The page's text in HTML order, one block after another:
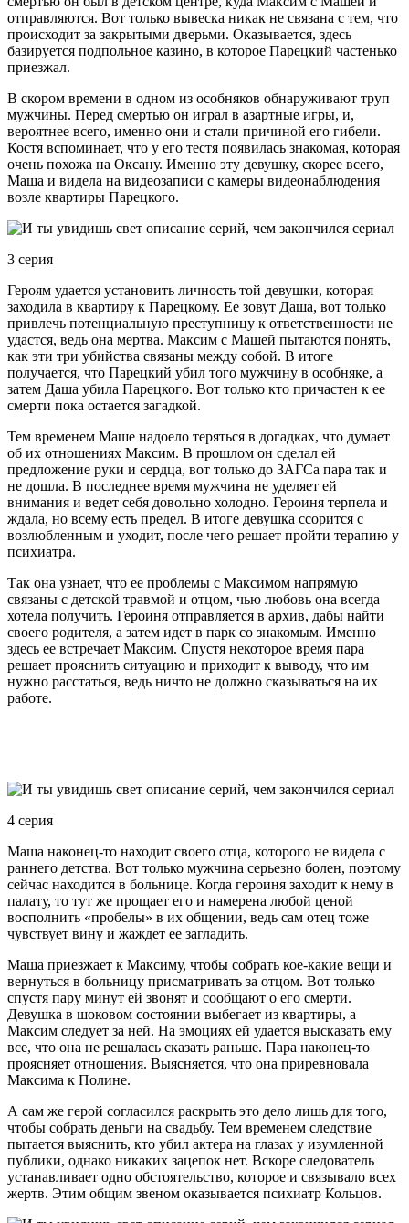
отправляются. Вот только вывеска никак не связана с тем, что
происходит за закрытыми дверьми. Оказывается, здесь
базируется подпольное казино, в которое Парецкий частенько
приезжал.
В скором времени в одном из особняков обнаруживают труп
мужчины. Перед смертью он играл в азартные игры, и,
вероятнее всего, именно они и стали причиной его гибели.
Костя вспоминает, что у его тестя появилась знакомая, которая
очень похожа на Оксану. Именно эту девушку, скорее всего,
Маша и видела на видеозаписи с камеры видеонаблюдения
возле квартиры Парецкого.
3 серия
Героям удается установить личность той девушки, которая
заходила в квартиру к Парецкому. Ее зовут Даша, вот только
привлечь потенциальную преступницу к ответственности не
удастся, ведь она мертва. Максим с Машей пытаются понять,
как эти три убийства связаны между собой. В итоге
получается, что Парецкий убил того мужчину в особняке, а
затем Даша убила Парецкого. Вот только кто причастен к ее
смерти пока остается загадкой.
Тем временем Маше надоело теряться в догадках, что думает
об их отношениях Максим. В прошлом он сделал ей
предложение руки и сердца, вот только до ЗАГСа пара так и
не дошла. В последнее время мужчина не уделяет ей
внимания и ведет себя довольно холодно. Героиня терпела и
ждала, но всему есть предел. В итоге девушка ссорится с
возлюбленным и уходит, после чего решает пройти терапию у
психиатра.
Так она узнает, что ее проблемы с Максимом напрямую
связаны с детской травмой и отцом, чью любовь она всегда
хотела получить. Героиня отправляется в архив, дабы найти
своего родителя, а затем идет в парк со знакомым. Именно
здесь ее встречает Максим. Спустя некоторое время пара
решает прояснить ситуацию и приходит к выводу, что им
нужно расстаться, ведь ничто не должно сказываться на их
работе.
4 серия
Маша наконец-то находит своего отца, которого не видела с
раннего детства. Вот только мужчина серьезно болен, поэтому
сейчас находится в больнице. Когда героиня заходит к нему в
палату, то тут же прощает его и намерена любой ценой
восполнить «пробелы» в их общении, ведь сам отец тоже
чувствует вину и жаждет ее загладить.
Маша приезжает к Максиму, чтобы собрать кое-какие вещи и
вернуться в больницу присматривать за отцом. Вот только
спустя пару минут ей звонят и сообщают о его смерти.
Девушка в шоковом состоянии выбегает из квартиры, а
Максим следует за ней. На эмоциях ей удается высказать ему
все, что она не решалась сказать раньше. Пара наконец-то
проясняет отношения. Выясняется, что она приревновала
Максима к Полине.
А сам же герой согласился раскрыть это дело лишь для того,
чтобы собрать деньги на свадьбу. Тем временем следствие
пытается выяснить, кто убил актера на глазах у изумленной
публики, однако никаких зацепок нет. Вскоре следователь
устанавливает одно обстоятельство, которое и связывало всех
жертв. Этим общим звеном оказывается психиатр Кольцов.